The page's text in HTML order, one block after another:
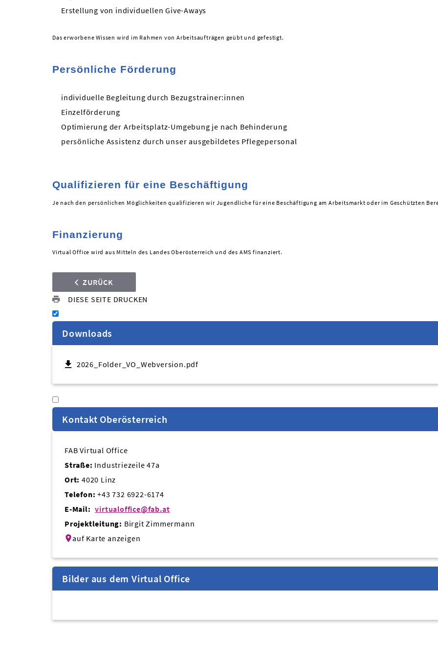
Erstellung von individuellen Give-Aways
Das erworbene Wissen wird im Rahmen von Arbeitsaufträgen geübt und gefestigt.
Persönliche Förderung
individuelle Begleitung durch Bezugstrainer:innen
Einzelförderung
Optimierung der Arbeitsplatz-Umgebung je nach Behinderung
persönliche Assistenz durch unser ausgebildetes Pflegepersonal
Qualifizieren für eine Beschäftigung
Je nach den persönlichen Möglichkeiten qualifizieren wir Jugendliche für eine Beschäftigung am Arbeitsmarkt oder im Geschützten
Finanzierung
Virtual Office wird aus Mitteln des Landes Oberösterreich und des AMS finanziert.
ZURÜCK
DIESE SEITE DRUCKEN
Downloads
2026_Folder_VO_Webversion.pdf
Kontakt Oberösterreich
FAB Virtual Office
Straße: Industriezeile 47a
Ort: 4020 Linz
Telefon:+43 732 6922-6174
E-Mail: virtualoffice@fab.at
Projektleitung: Birgit Zimmermann
auf Karte anzeigen
Bilder aus dem Virtual Office